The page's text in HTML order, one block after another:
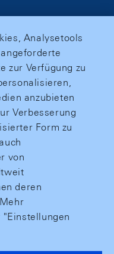
Analysetools
zur Verfügung zu
anzubieten
Verbesserung
Form zu
von
deren